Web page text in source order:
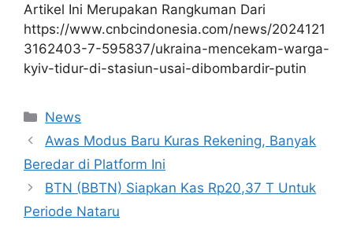
Artikel Ini Merupakan Rangkuman Dari
https://www.cnbcindonesia.com/news/2024121
3162403-7-595837/ukraina-mencekam-warga-
kyiv-tidur-di-stasiun-usai-dibombardir-putin
Kategori
News
Awas Modus Baru Kuras Rekening, Banyak
Beredar di Platform Ini
BTN (BBTN) Siapkan Kas Rp20,37 T Untuk
Periode Nataru